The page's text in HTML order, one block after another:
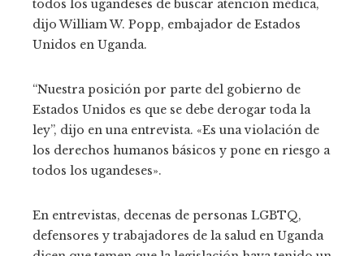
todos los ugandeses de buscar atención médica,
dijo William W. Popp, embajador de Estados
Unidos en Uganda.
“Nuestra posición por parte del gobierno de
Estados Unidos es que se debe derogar toda la
ley”, dijo en una entrevista. «Es una violación de
los derechos humanos básicos y pone en riesgo a
todos los ugandeses».
En entrevistas, decenas de personas LGBTQ,
defensores y trabajadores de la salud en Uganda